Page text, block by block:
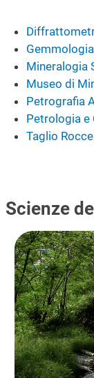
Gemmologia
Mineralogia
Museo di
Petrografia
Petrologia e
Taglio
Scienze
Immagine